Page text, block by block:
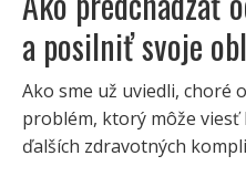
a posilniť svoje
Ako sme už uviedli, choré
problém, ktorý môže
ďalších zdravotných